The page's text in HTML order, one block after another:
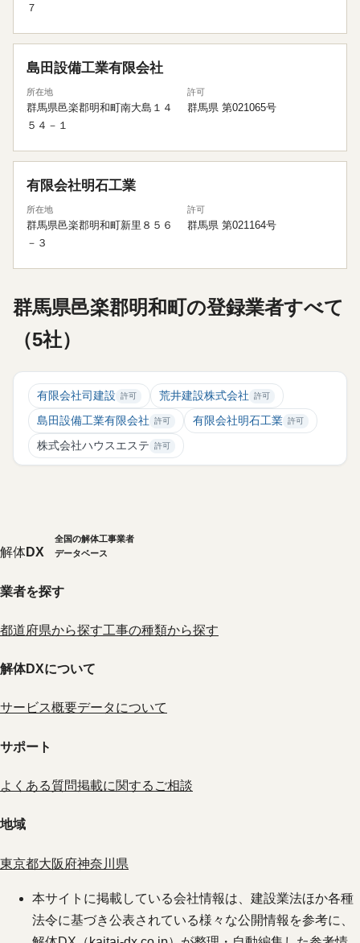
７
島田設備工業有限会社
所在地
群馬県邑楽郡明和町南大島１４
５４－１
許可
群馬県 第021065号
有限会社明石工業
所在地
群馬県邑楽郡明和町新里８５６
－３
許可
群馬県 第021164号
群馬県邑楽郡明和町の登録業者すべて
（5社）
有限会社司建設 許可 荒井建設株式会社 許可
島田設備工業有限会社 許可 有限会社明石工業 許可
株式会社ハウスエステ 許可
解体DX
全国の解体工事業者
データベース
業者を探す
都道府県から探す工事の種類から探す
解体DXについて
サービス概要データについて
サポート
よくある質問掲載に関するご相談
地域
東京都大阪府神奈川県
本サイトに掲載している会社情報は、建設業法ほか各種
法令に基づき公表されている様々な公開情報を参考に、